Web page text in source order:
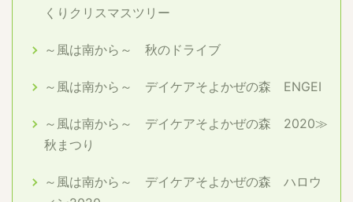
くりクリスマスツリー
～風は南から～ 秋のドライブ
～風は南から～ デイケアそよかぜの森 ENGEI
～風は南から～ デイケアそよかぜの森 2020≫
秋まつり
～風は南から～ デイケアそよかぜの森 ハロウ